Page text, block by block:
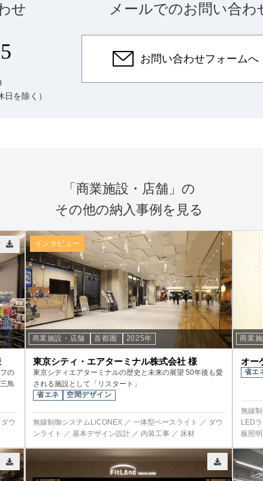
せ
を除く）
メールでのお問い合わ
お問い合わせフォームへ
「商業施設・店舗」の
その他の納入事例を見る
の
鳥
ウ
インタビュー
商業施設・店舗 首都圏 2025年
東京シティ・エアターミナル株式会社 様
東京シティエアターミナルの歴史と未来の展望 50年後も愛
される施設として「リスタート」
省エネ
空間デザイン
無線制御システムLiCONEX ／ 一体型ベースライト ／ ダウ
ンライト ／ 基本デザイン設計 ／ 内装工事 ／ 床材
商業
オー
省エ
無線
LED
板照